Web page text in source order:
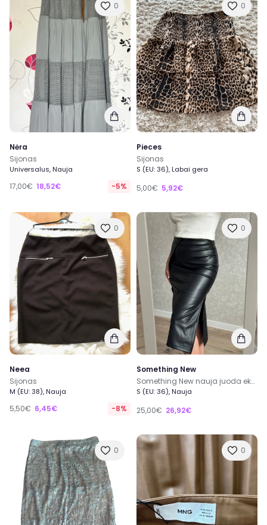
0
Nėra
Sijonas
Universalus, Nauja
17,00€ 18,52€ -5%
0
Pieces
Sijonas
S (EU: 36), Labai gera
5,00€ 5,92€
0
Neea
Sijonas
M (EU: 38), Nauja
5,50€ 6,45€ -8%
0
Something New
Something New nauja juoda eko odos midi sijonas su skeltuku aukštu liemeniu dydis S
S (EU: 36), Nauja
25,00€ 26,92€
0 0